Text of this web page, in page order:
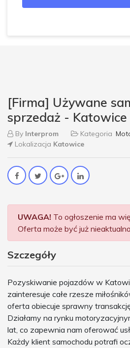
[Firma] Używane
sprzedaż - Katowice
By Interprom Kategoria
Lokalizacja Katowice
UWAGA! To ogłoszenie ma
Oferta może być już
Szczegóły
Pozyskiwanie pojazdów w
zainteresuje całe rzesze
oferta obiecuje sprawny
Działamy na rynku
lat, co zapewnia nam oferować
Każdy klient samochodu potrafi